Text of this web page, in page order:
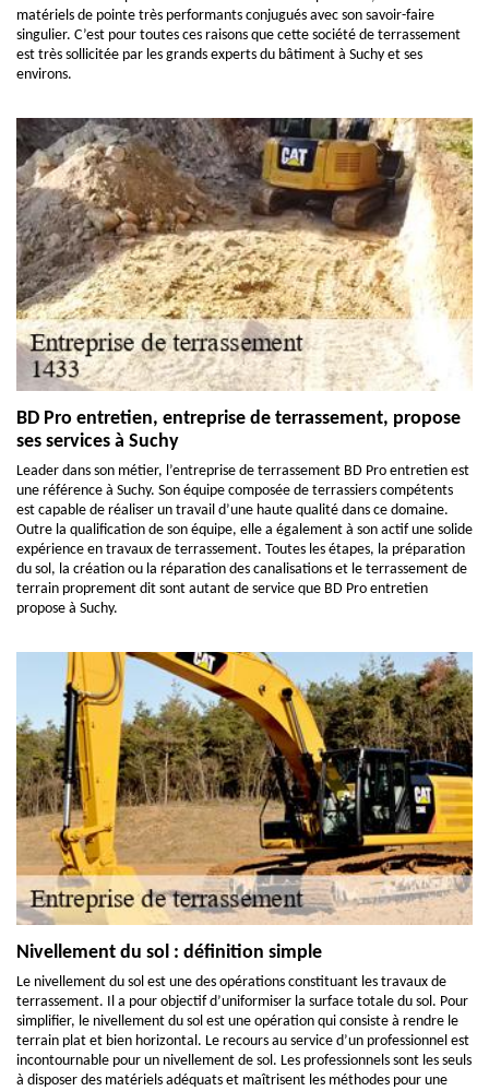
matériels de pointe très performants conjugués avec son savoir-faire
singulier. C’est pour toutes ces raisons que cette société de terrassement
est très sollicitée par les grands experts du bâtiment à Suchy et ses
environs.
BD Pro entretien, entreprise de terrassement, propose
ses services à Suchy
Leader dans son métier, l’entreprise de terrassement BD Pro entretien est
une référence à Suchy. Son équipe composée de terrassiers compétents
est capable de réaliser un travail d’une haute qualité dans ce domaine.
Outre la qualification de son équipe, elle a également à son actif une solide
expérience en travaux de terrassement. Toutes les étapes, la préparation
du sol, la création ou la réparation des canalisations et le terrassement de
terrain proprement dit sont autant de service que BD Pro entretien
propose à Suchy.
Nivellement du sol : définition simple
Le nivellement du sol est une des opérations constituant les travaux de
terrassement. Il a pour objectif d’uniformiser la surface totale du sol. Pour
simplifier, le nivellement du sol est une opération qui consiste à rendre le
terrain plat et bien horizontal. Le recours au service d’un professionnel est
incontournable pour un nivellement de sol. Les professionnels sont les seuls
à disposer des matériels adéquats et maîtrisent les méthodes pour une